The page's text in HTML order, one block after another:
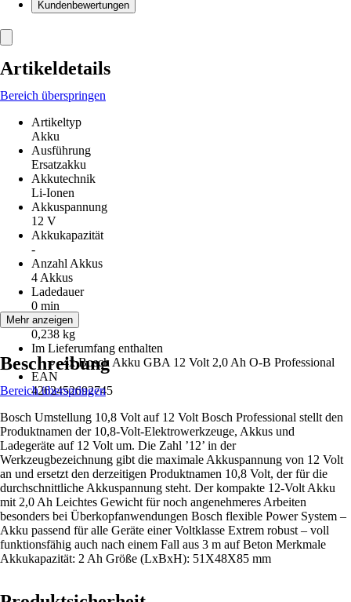
Kundenbewertungen
Artikeldetails
Bereich überspringen
Artikeltyp
Akku
Ausführung
Ersatzakku
Akkutechnik
Li-Ionen
Akkuspannung
12 V
Akkukapazität
-
Anzahl Akkus
4 Akkus
Ladedauer
0 min
Gewicht
0,238 kg
Im Lieferumfang enthalten
4x Bosch Akku GBA 12 Volt 2,0 Ah O-B Professional
EAN
4262452692745
Mehr anzeigen
Beschreibung
Bereich überspringen
Bosch Umstellung 10,8 Volt auf 12 Volt Bosch Professional stellt den
Produktnamen der 10,8-Volt-Elektrowerkzeuge, Akkus und
Ladegeräte auf 12 Volt um. Die Zahl ’12’ in der
Werkzeugbezeichnung gibt die maximale Akkuspannung von 12 Volt
an und ersetzt den derzeitigen Produktnamen 10,8 Volt, der für die
durchschnittliche Akkuspannung steht. Der kompakte 12-Volt Akku
mit 2,0 Ah Leichtes Gewicht für noch angenehmeres Arbeiten
besonders bei Überkopfanwendungen Bosch flexible Power System –
Akku passend für alle Geräte einer Voltklasse Extrem robust – voll
funktionsfähig auch nach einem Fall aus 3 m auf Beton Merkmale
Akkukapazität: 2 Ah Größe (LxBxH): 51X48X85 mm